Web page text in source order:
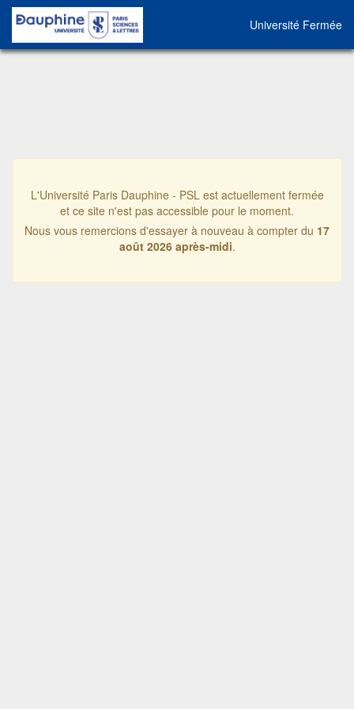
Université Fermée
L'Université Paris Dauphine - PSL est actuellement fermée
et ce site n'est pas accessible pour le moment.
Nous vous remercions d'essayer à nouveau à compter du 17
août 2026 après-midi.